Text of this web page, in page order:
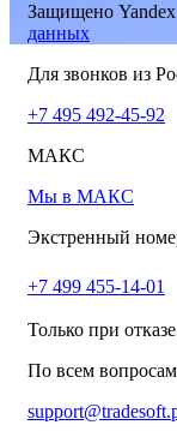
Защищено Yandex
данных
Для звонков из
+7 495 492-45-92
МАКС
Мы в МАКС
Экстренный
+7 499 455-14-01
Только при
По всем вопросам